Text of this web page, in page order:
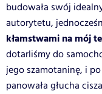
budowała swój
autorytetu,
kłamstwami na mój
dotarliśmy do
jego szamotaninę, i
panowała głucha